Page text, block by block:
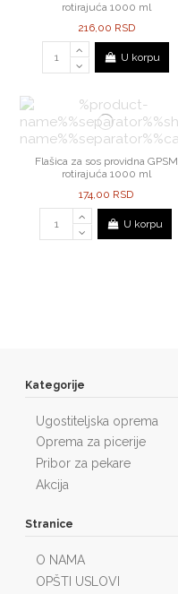
rotirajuća 1000 ml
216,00 RSD
U korpu
Flašica za sos providna GPSM
rotirajuća 1000 ml
174,00 RSD
U korpu
Kategorije
Ugostiteljska oprema
Oprema za picerije
Pribor za pekare
Akcija
Stranice
O NAMA
OPŠTI USLOVI